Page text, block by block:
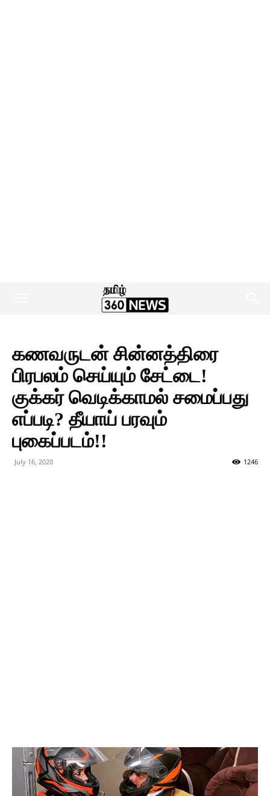
கணவருடன் சின்னத்திரை
பிரபலம் செய்யும் சேட்டை!
குக்கர் வெடிக்காமல் சமைப்பது
எப்படி? தீயாய் பரவும்
புகைப்படம்!!
July 16, 2020 1246